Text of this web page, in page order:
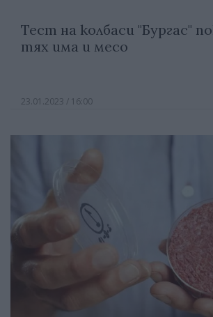
Тест на колбаси "Бургас"
тях има и месо
23.01.2023 / 16:00